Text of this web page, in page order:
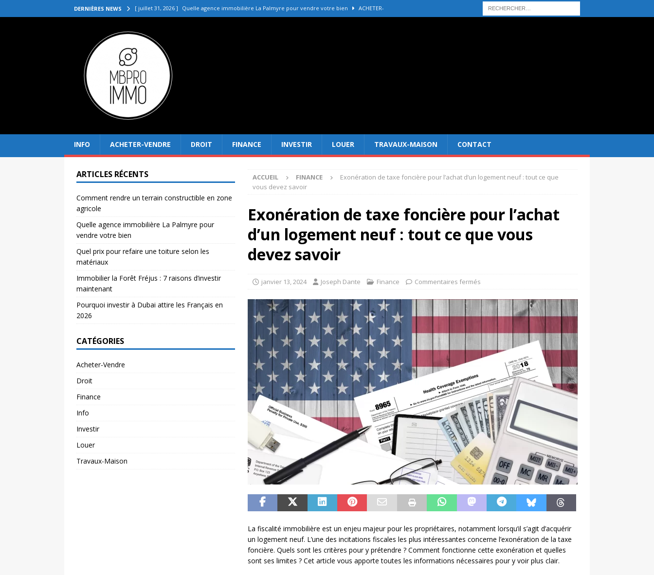
DERNIÈRES NEWS [ juillet 31, 2026 ] Quelle agence immobilière La Palmyre pour vendre votre bien ACHETER-
[ juillet 27, 2026 ]
[ juillet 23, 2026 ]
[ juillet 19, 2026 ]
[ août 4, 2026 ]
INFO ACHETER-VENDRE DROIT FINANCE INVESTIR LOUER TRAVAUX-MAISON CONTACT
ACCUEIL FINANCE
Exonération de taxe foncière pour l’achat d’un logement neuf : tout ce que
vous devez savoir
Exonération de taxe foncière pour l’achat
d’un logement neuf : tout ce que vous
devez savoir
janvier 13, 2024 Joseph Dante Finance Commentaires fermés
La fiscalité immobilière est un enjeu majeur pour les propriétaires, notamment lorsqu’il s’agit d’acquérir
un logement neuf. L’une des incitations fiscales les plus intéressantes concerne l’exonération de la taxe
foncière. Quels sont les critères pour y prétendre ? Comment fonctionne cette exonération et quelles
sont ses limites ? Cet article vous apporte toutes les informations nécessaires pour y voir plus clair.
ARTICLES RÉCENTS
Comment rendre un terrain constructible en zone
agricole
Quelle agence immobilière La Palmyre pour
vendre votre bien
Quel prix pour refaire une toiture selon les
matériaux
Immobilier la Forêt Fréjus : 7 raisons d’investir
maintenant
Pourquoi investir à Dubai attire les Français en
2026
CATÉGORIES
Acheter-Vendre
Droit
Finance
Info
Investir
Louer
Travaux-Maison